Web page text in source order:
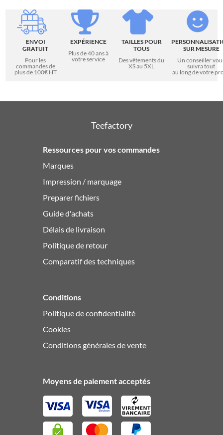
ENVOI
GRATUIT
Pour les
commandes de
plus de 100€ HT
EXPÉRIENCE
Plus de 40 ans à
votre service
TAILLES POUR
TOUS
Des vêtements du
XS au 5XL
SUR MESURE
Un conseiller
suivra tout
au long de votre
Teefactory
Ressources pour vos commandes
Marques
Impression / marquage
Preparer fichiers
Guide d'achats
Délais de livraison
Politique de retour
Comparatif des techniques
Conditions
Politique de confidentialité
Cookies
Conditions générales de vente
Moyens de paiement acceptés